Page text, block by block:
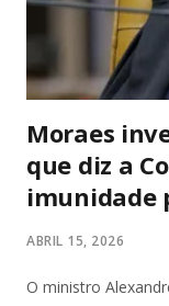
na cama. Series S
Scarlet/Violet,
Moraes
que diz a
imunidade
ABRIL 15, 2026
O ministro